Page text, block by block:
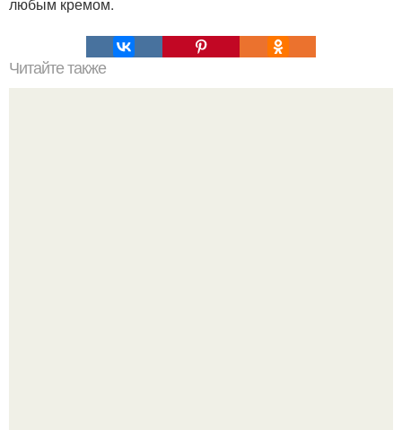
Читайте также